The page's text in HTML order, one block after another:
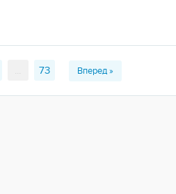
... 73 Вперед »